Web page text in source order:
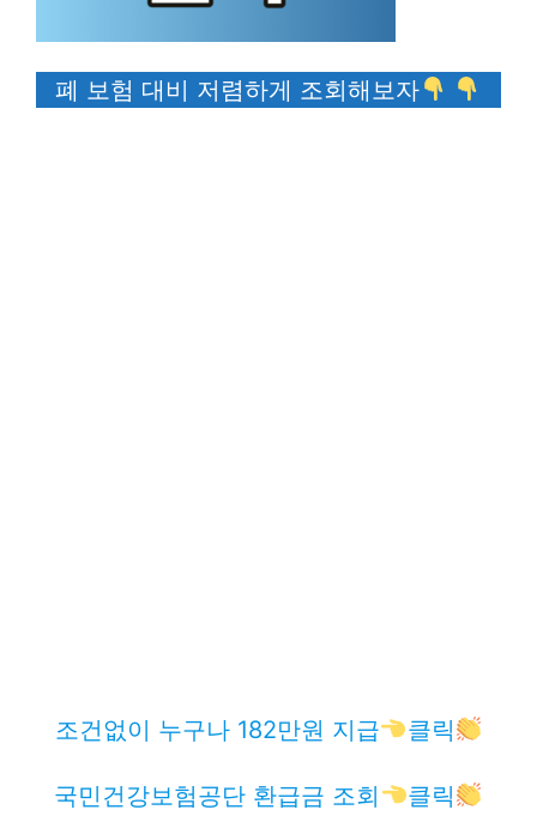
폐 보험 대비 저렴하게 조회해보자
조건없이 누구나 182만원 지급 클릭
국민건강보험공단 환급금 조회 클릭